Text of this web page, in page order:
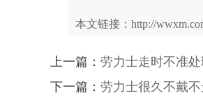
本文链接：http://
上一篇： 劳力士走时不准
下一篇： 劳力士很久不戴